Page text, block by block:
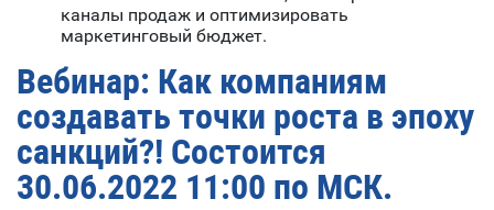
каналы продаж и оптимизировать
маркетинговый бюджет.
Вебинар: Как компаниям
создавать точки роста в эпоху
санкций?! Состоится
30.06.2022 11:00 по МСК.